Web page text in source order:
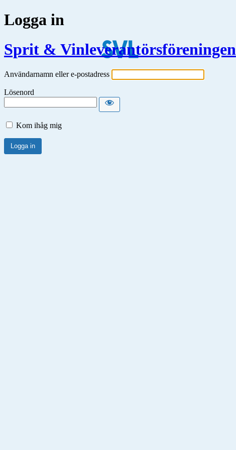
Logga in
Sprit & Vinleverantörsföreningen
Användarnamn eller e-postadress
Lösenord
Kom ihåg mig